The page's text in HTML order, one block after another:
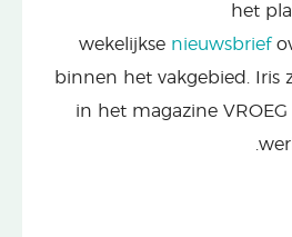
het
wekelijkse nieuwsbrief
binnen het vakgebied. Iris
in het magazine